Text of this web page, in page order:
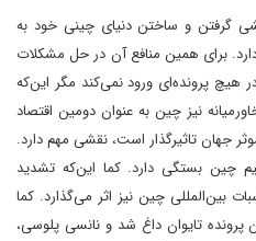
گرفتن و ساختن دنیای چینی خود به
برای همین منافع آن در حل مشکلات
پرونده‌ای ورود نمی‌کند مگر این‌که
نیز چین به عنوان دومین اقتصاد
جهان تاثیرگذار است، نقشی مهم دارد.
چین بستگی دارد. کما این‌که تشدید
بین‌المللی چین نیز اثر می‌گذارد. کما
پرونده تایوان داغ شد و نانسی پلوسی،